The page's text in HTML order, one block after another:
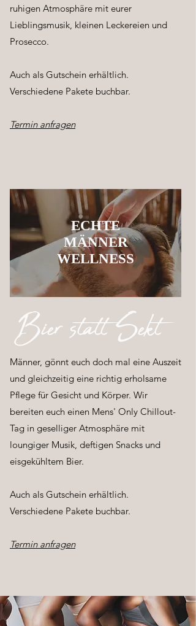
ruhigen Atmosphäre mit eurer
Lieblingsmusik, kleinen Leckereien und
Prosecco.
Auch als Gutschein erhältlich.
Verschiedene Pakete buchbar.
Termin anfragen
ECHTE
MÄNNER
WELLNESS
Bier statt Sekt
Männer, gönnt euch doch mal eine Auszeit
und gleichzeitig eine richtig erholsame
Pflege für Gesicht und Körper. Wir
bereiten euch einen Mens' Only Chillout-
Tag in geselliger Atmosphäre mit
loungiger Musik, deftigen Snacks und
eisgekühltem Bier.
Auch als Gutschein erhältlich.
Verschiedene Pakete buchbar.
Termin anfragen